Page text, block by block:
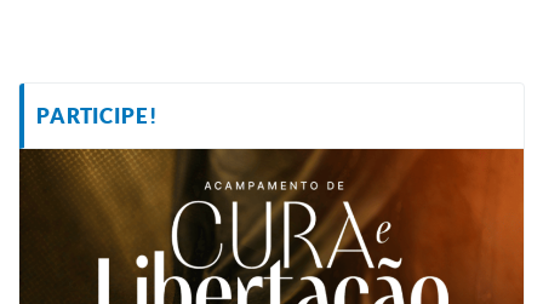
PARTICIPE!